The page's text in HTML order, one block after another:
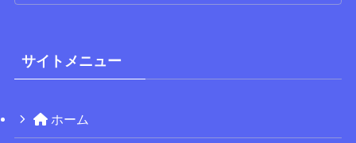
サイトメニュー
ホーム